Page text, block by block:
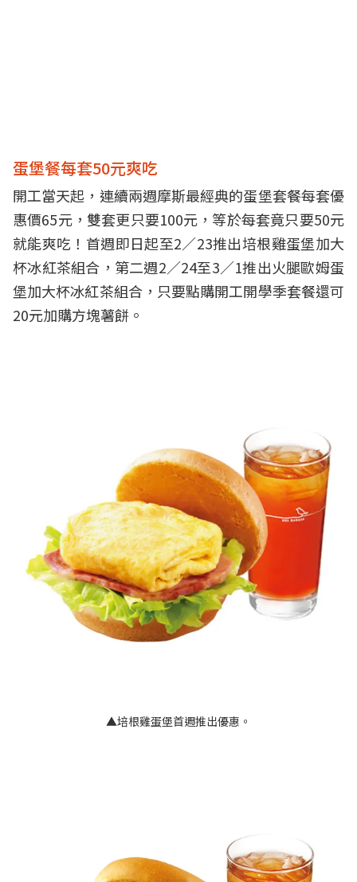
蛋堡餐每套50元爽吃
開工當天起，連續兩週摩斯最經典的蛋堡套餐每套優
惠價65元，雙套更只要100元，等於每套竟只要50元
就能爽吃！首週即日起至2／23推出培根雞蛋堡加大
杯冰紅茶組合，第二週2／24至3／1推出火腿歐姆蛋
堡加大杯冰紅茶組合，只要點購開工開學季套餐還可
20元加購方塊薯餅。
▲培根雞蛋堡首週推出優惠。